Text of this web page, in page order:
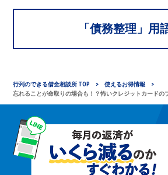
「債務整理 」用
行列のできる借金相談所 TOP
使えるお得情報
忘れることが命取りの場合も！？怖いクレジットカードの